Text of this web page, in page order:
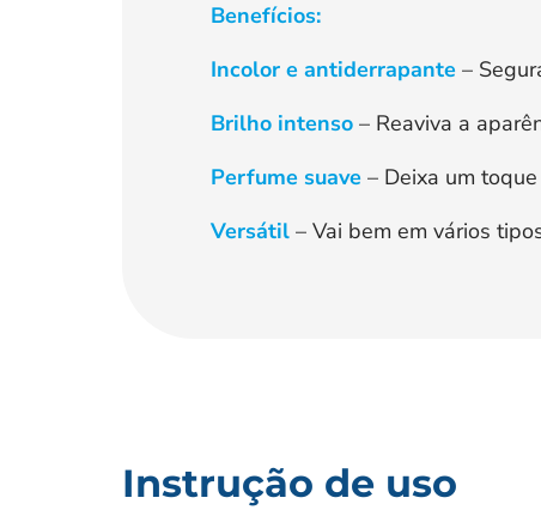
Benefícios:
Incolor e antiderrapante –
Brilho intenso – Reaviva a
Perfume suave – Deixa um
Versátil – Vai bem em vários
Instrução de uso